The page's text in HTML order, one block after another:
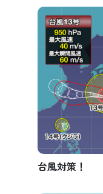
台風対策！